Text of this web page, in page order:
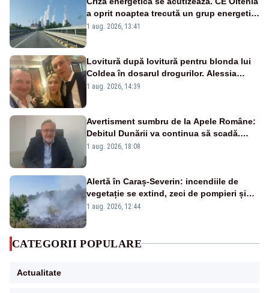
a oprit noaptea trecută un grup energetic
de la Rovinari
1 aug. 2026, 13:41
Lovitură după lovitură pentru blonda lui
Coldea în dosarul drogurilor. Alessia
Păcuraru explică decizia magistraților
1 aug. 2026, 14:39
Avertisment sumbru de la Apele Române:
Debitul Dunării va continua să scadă.
Cernavodă s-ar putea închide în 4 zile
1 aug. 2026, 18:08
Alertă în Caraș-Severin: incendiile de
vegetație se extind, zeci de pompieri și
silvicultori se luptă cu flăcările - VIDEO
1 aug. 2026, 12:44
CATEGORII POPULARE
Actualitate